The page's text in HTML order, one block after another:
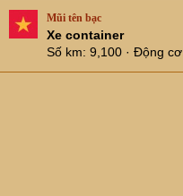
Mũi tên bạc
Xe container
Số km 9,100 Động cơ